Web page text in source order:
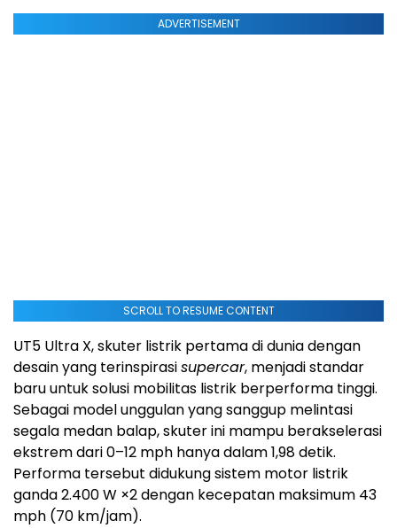
ADVERTISEMENT
SCROLL TO RESUME CONTENT
UT5 Ultra X, skuter listrik pertama di dunia dengan
desain yang terinspirasisupercar, menjadi standar
baru untuk solusi mobilitas listrik berperforma tinggi.
Sebagai model unggulan yang sanggup melintasi
segala medan balap, skuter ini mampu berakselerasi
ekstrem dari 0–12 mph hanya dalam 1,98 detik.
Performa tersebut didukung sistem motor listrik
ganda 2.400 W ×2 dengan kecepatan maksimum 43
mph (70 km/jam).